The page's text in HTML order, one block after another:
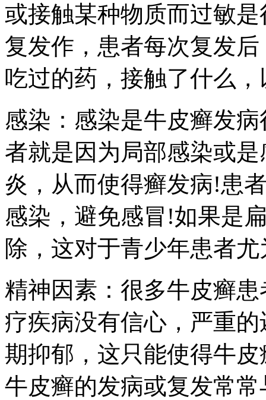
或接触某种物质而过敏
复发作，患者每次复发
吃过的药，接触了什么
感染：感染是牛皮癣发
者就是因为局部感染或
炎，从而使得癣发病!患
感染，避免感冒!如果是
除，这对于青少年患者
精神因素：很多牛皮癣
疗疾病没有信心，严重
期抑郁，这只能使得牛
牛皮癣的发病或复发常